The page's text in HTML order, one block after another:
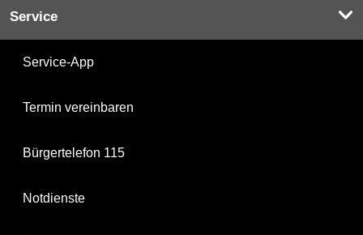
Service
Service-App
Termin vereinbaren
Bürgertelefon 115
Notdienste